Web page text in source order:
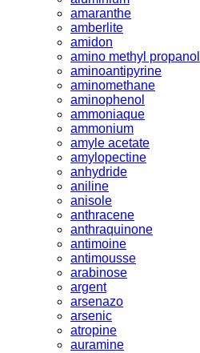
amaranthe
amberlite
amidon
amino methyl propanol
aminoantipyrine
aminomethane
aminophenol
ammoniaque
ammonium
amyle acetate
amylopectine
anhydride
aniline
anisole
anthracene
anthraquinone
antimoine
antimousse
arabinose
argent
arsenazo
arsenic
atropine
auramine